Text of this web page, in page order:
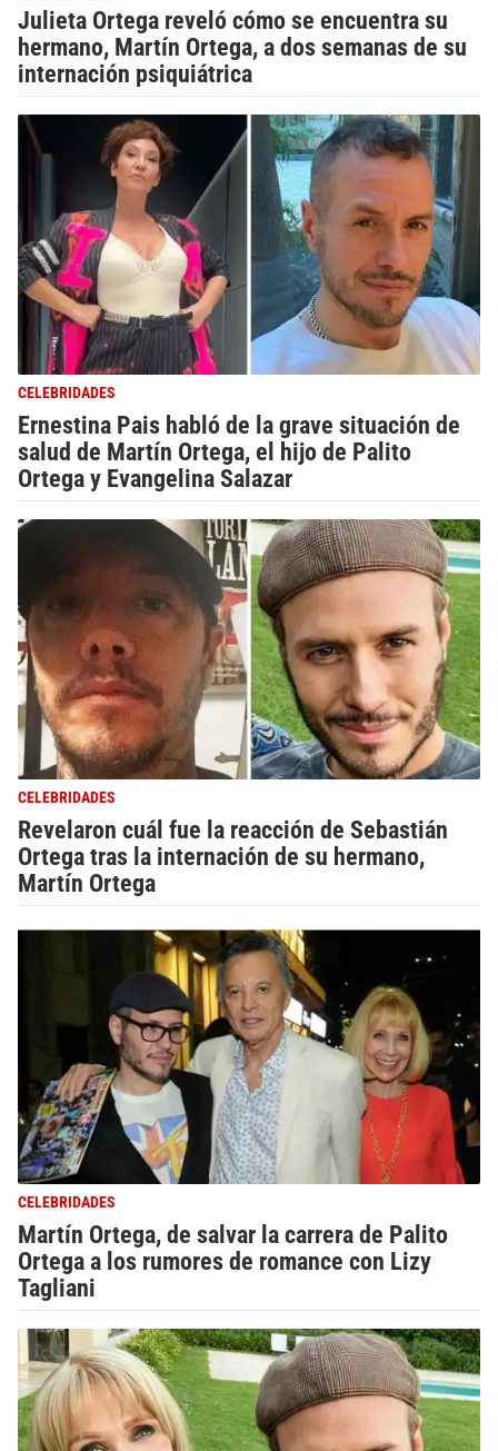
Julieta Ortega reveló cómo se encuentra su
hermano, Martín Ortega, a dos semanas de su
internación psiquiátrica
CELEBRIDADES
Ernestina Pais habló de la grave situación de
salud de Martín Ortega, el hijo de Palito
Ortega y Evangelina Salazar
CELEBRIDADES
Revelaron cuál fue la reacción de Sebastián
Ortega tras la internación de su hermano,
Martín Ortega
CELEBRIDADES
Martín Ortega, de salvar la carrera de Palito
Ortega a los rumores de romance con Lizy
Tagliani